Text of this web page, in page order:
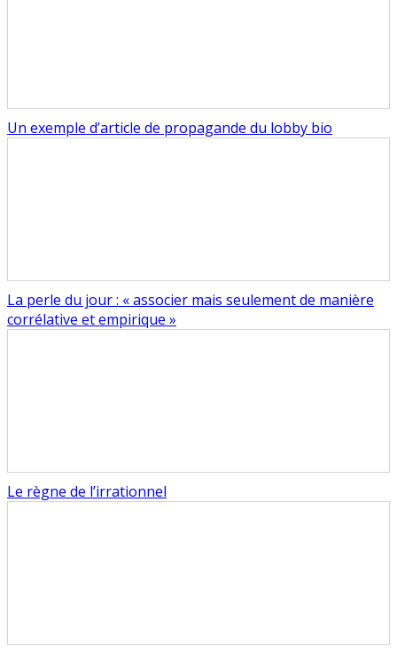
Un exemple d’article de propagande du lobby bio
La perle du jour : « associer mais seulement de manière
corrélative et empirique »
Le règne de l’irrationnel